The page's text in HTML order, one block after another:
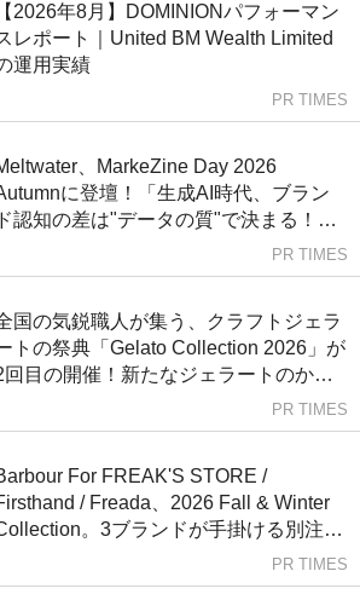
【2026年8月】DOMINIONパフォーマン
レポート｜United BM Wealth Limited
運用実績
PR TIMES
、MarkeZine Day 2026
に登壇！「生成AI時代、ブラン
ド認知の差は"データの質"で決まる！ソ
ーシャル×LLMモニタリングのインサイ
戦略」
PR TIMES
国の気鋭職人が集う、クラフトジェラ
トの祭典「Gelato Collection 2026」が
回目の開催！新たなジェラートのかた
ちに出会って楽しむ、交流の場。PR TIMES
For FREAK'S STORE /
/ Freada、2026 Fall & Winter
。3ブランドが手掛ける別注を
PR TIMES